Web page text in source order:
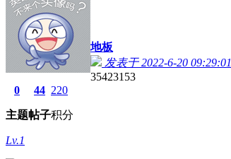
0
主题
44
帖子
220
积分
Lv.1
地板
发表于 2022-6-20 09:29:01
35423153